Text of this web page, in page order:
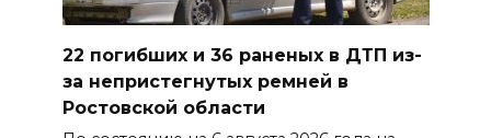
22 погибших и 36 раненых в ДТП из-
за непристегнутых ремней в
Ростовской области